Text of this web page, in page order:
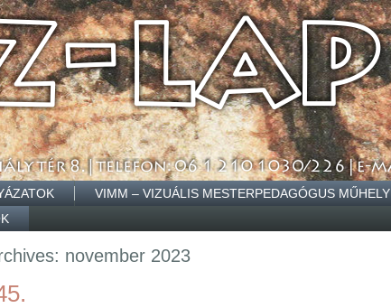
VIMM – VIZUÁLIS MESTERPEDAGÓGUS MŰHELY
november 2023